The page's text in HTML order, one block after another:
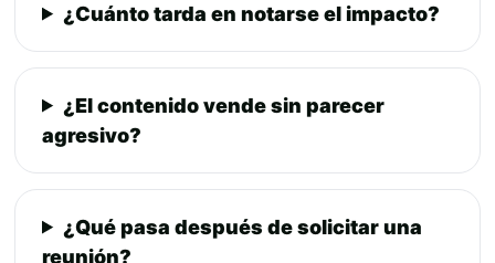
¿Cuánto tarda en notarse el impacto?
¿El contenido vende sin parecer
agresivo?
¿Qué pasa después de solicitar una
reunión?